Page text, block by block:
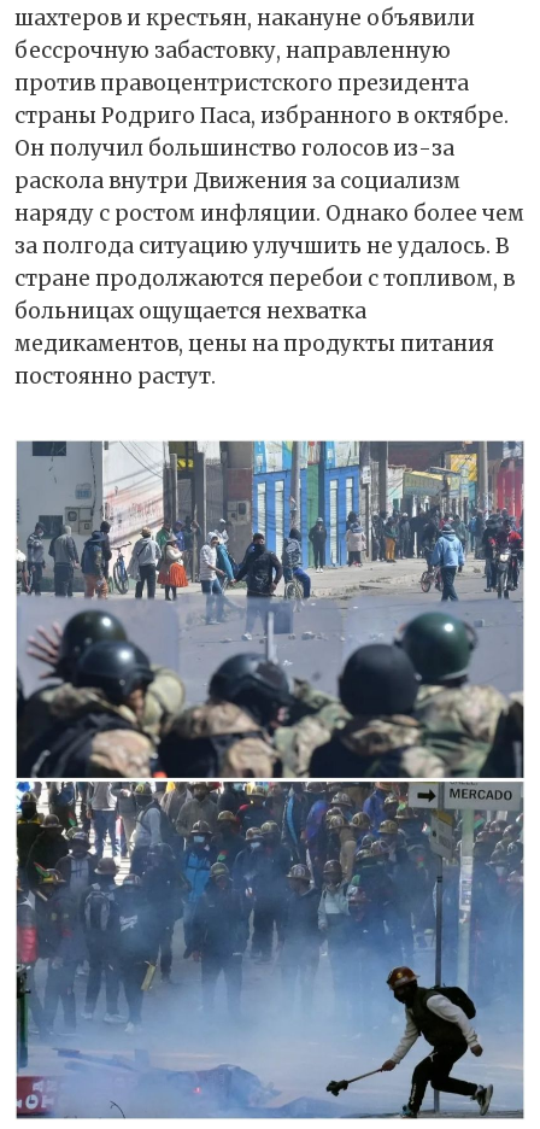
шахтеров и крестьян, накануне объявили
бессрочную забастовку, направленную
против правоцентристского президента
страны Родриго Паса, избранного в октябре.
Он получил большинство голосов из-за
раскола внутри Движения за социализм
наряду с ростом инфляции. Однако более чем
за полгода ситуацию улучшить не удалось. В
стране продолжаются перебои с топливом, в
больницах ощущается нехватка
медикаментов, цены на продукты питания
постоянно растут.